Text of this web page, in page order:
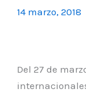
14 marzo, 2018
Del 27 de